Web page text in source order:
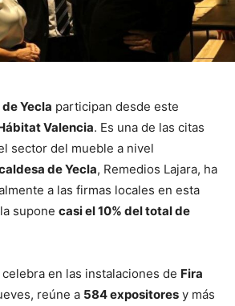
Yecla participan desde este
Valencia. Es una de las citas
sector del mueble a nivel
de Yecla, Remedios Lajara, ha
a las firmas locales en esta
supone casi el 10% del total de
en las instalaciones de Fira
reúne a 584 expositores y más